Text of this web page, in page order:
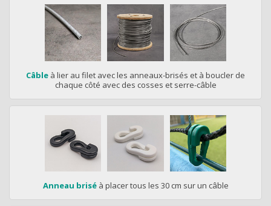
Câble à lier au filet avec les anneaux-brisés et à boucler de
chaque côté avec des cosses et serre-câble
Anneau briséà placer tous les 30 cm sur un câble